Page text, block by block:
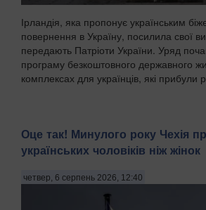
Ірландія, яка пропонує українським
повернення в Україну, посилила свої
передають Патріоти України. Уряд
програму безкоштовного державного
комплексах для українців, які прибули
Оце так! Минулого року Чехія
українських чоловіків ніж жінок
четвер, 6 серпень 2026, 12:40